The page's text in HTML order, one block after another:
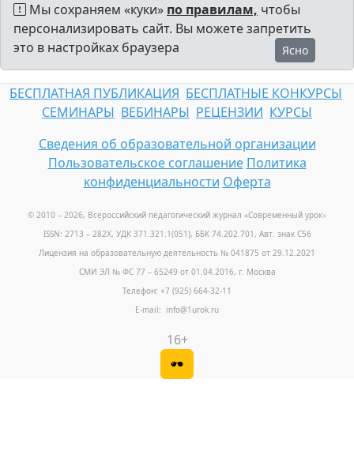
Мы сохраняем «куки» по правилам, чтобы
персонализировать сайт. Вы можете запретить
это в настройках браузера
Ясно
БЕСПЛАТНАЯ ПУБЛИКАЦИЯ БЕСПЛАТНЫЕ КОНКУРСЫ
СЕМИНАРЫ ВЕБИНАРЫ РЕЦЕНЗИИ КУРСЫ
Сведения об образовательной организации
Пользовательское соглашение Политика
конфиденциальности Оферта
© 2010 – 2026, Всероссийский педагогический журнал «Современный урок»
ISSN: 2713 – 282X, УДК 371.321.1(051), ББК 74.202.701, Авт. знак С56
Лицензия на образовательную деятельность № 041875 от 29.12.2021
СМИ ЭЛ № ФС 77 – 65249 от 01.04.2016, г. Москва
Телефон: +7 (925) 664-32-11
E-mail: info@1urok.ru
16+